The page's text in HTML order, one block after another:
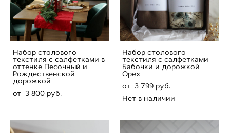
Набор столового
текстиля с салфетками в
оттенке Песочный и
Рождественской
дорожкой
от 3 800 pуб.
Набор столового
текстиля с салфетками
Бабочки и дорожкой
Орех
от 3 799 pуб.
Нет в наличии